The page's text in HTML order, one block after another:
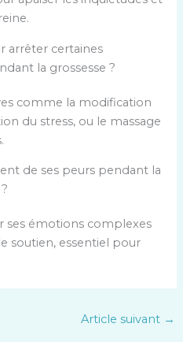
arrêter certaines
la grossesse ?
comme la modification
du stress, ou le massage
de ses peurs pendant la
ses émotions complexes
soutien, essentiel pour
Article suivant →